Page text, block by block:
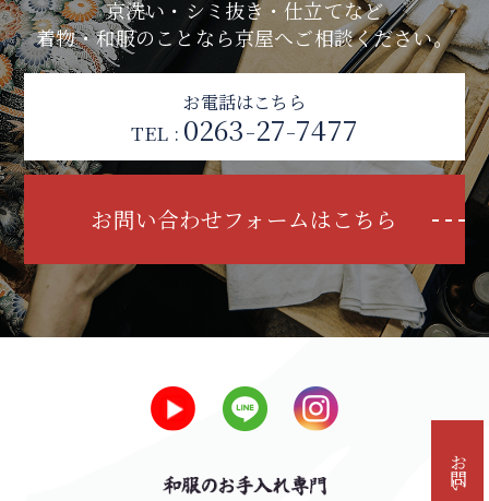
京洗い・シミ抜き・仕立てなど
着物・和服のことなら京屋へご相談ください。
お電話はこちら
TEL : 0263-27-7477
お問い合わせフォームはこちら